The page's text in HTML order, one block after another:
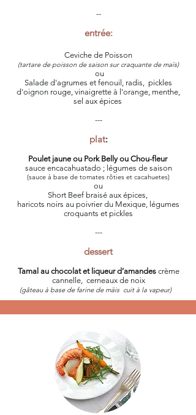
--
entrée:
Ceviche de Poisson
(tartare de poisson de saison sur craquante de maïs)
ou
Salade d'agrumes et fenouil, radis, pickles
d'oignon rouge, vinaigrette à l'orange, menthe,
sel aux épices
---
plat:
Poulet jaune ou Pork Belly ou Chou-fleur
sauce encacahuatado ; légumes de saison
(sauce à base de tomates rôties et cacahuetes)
ou
Short Beef braisé aux épices,
haricots noirs au poivrier du Mexique, légumes
croquants et pickles
---
dessert
Tamal au chocolat et liqueur d’amandes crème
cannelle, cerneaux de noix
(gâteau à base de farine de mäis cuit à la vapeur)